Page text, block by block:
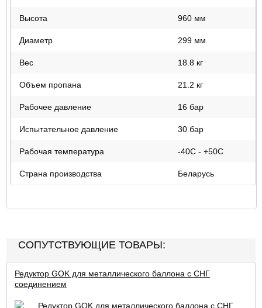
Высота 960 мм
Диаметр 299 мм
Вес 18.8 кг
Объем пропана 21.2 кг
Рабочее давление 16 бар
Испытательное давление 30 бар
Рабочая температура -40С - +50С
Страна производства Беларусь
СОПУТСТВУЮЩИЕ ТОВАРЫ:
Редуктор GOK для металлического баллона с СНГ
соединением